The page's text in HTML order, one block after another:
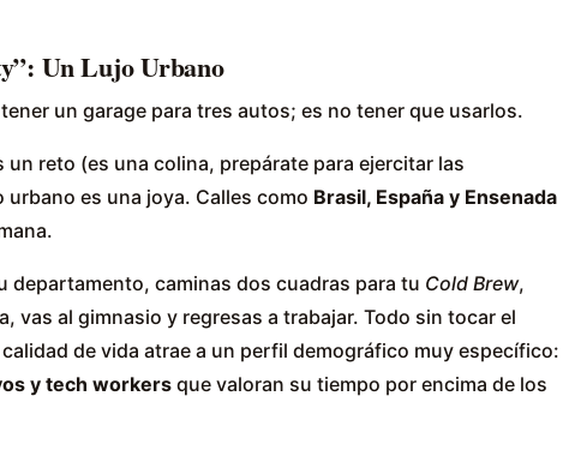
Un Lujo Urbano
un garage para tres autos; es no tener que usarlos.
un reto (es una colina, prepárate para ejercitar las
es una joya. Calles como Brasil, España y Ensenada
departamento, caminas dos cuadras para tu Cold Brew,
vas al gimnasio y regresas a trabajar. Todo sin tocar el
de vida atrae a un perfil demográfico muy específico:
y tech workersque valoran su tiempo por encima de los